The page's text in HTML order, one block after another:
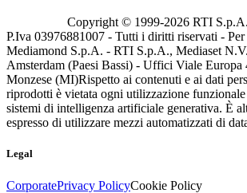
Copyright © 1999-2026 RTI
P.Iva 03976881007 - Tutti i diritti riservati -
Mediamond S.p.A. - RTI S.p.A., Mediaset
Amsterdam (Paesi Bassi) - Uffici Viale
Monzese (MI)Rispetto ai contenuti e ai dati
riprodotti è vietata ogni utilizzazione funzionale
sistemi di intelligenza artificiale generativa. È
espresso di utilizzare mezzi automatizzati di
Legal
CorporatePrivacy PolicyCookie Policy